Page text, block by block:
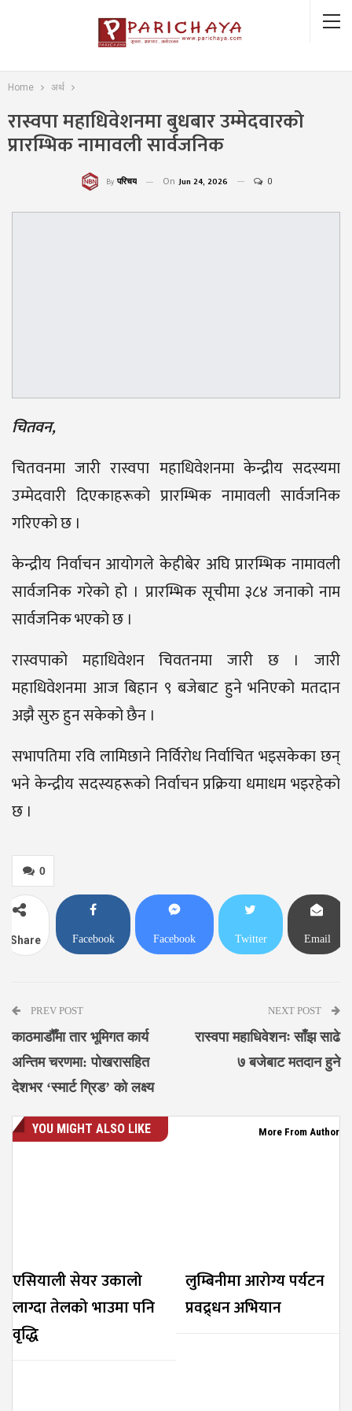
Home अर्थ
रास्वपा महाधिवेशनमा बुधबार उम्मेदवारको
प्रारम्भिक नामावली सार्वजनिक
By परिचय On Jun 24, 2026 0
चितवन,
चितवनमा जारी रास्वपा महाधिवेशनमा केन्द्रीय सदस्यमा
उम्मेदवारी दिएकाहरूको प्रारम्भिक नामावली सार्वजनिक
गरिएको छ ।
केन्द्रीय निर्वाचन आयोगले केहीबेर अघि प्रारम्भिक नामावली
सार्वजनिक गरेको हो । प्रारम्भिक सूचीमा ३८४ जनाको नाम
सार्वजनिक भएको छ ।
रास्वपाको महाधिवेशन चिवतनमा जारी छ । जारी
महाधिवेशनमा आज बिहान ९ बजेबाट हुने भनिएको मतदान
अझै सुरु हुन सकेको छैन ।
सभापतिमा रवि लामिछाने निर्विरोध निर्वाचित भइसकेका छन्
भने केन्द्रीय सदस्यहरूको निर्वाचन प्रक्रिया धमाधम भइरहेको
छ ।
0
Share Facebook Facebook Twitter Email
PREV POST
काठमाडौँमा तार भूमिगत कार्य
अन्तिम चरणमा: पोखरासहित
देशभर ‘स्मार्ट ग्रिड’ को लक्ष्य
NEXT POST
रास्वपा महाधिवेशनः साँझ साढे
७ बजेबाट मतदान हुने
YOU MIGHT ALSO LIKE More From Author
एसियाली सेयर उकालो
लाग्दा तेलको भाउमा पनि
वृद्धि
लुम्बिनीमा आरोग्य पर्यटन
प्रवद्र्धन अभियान